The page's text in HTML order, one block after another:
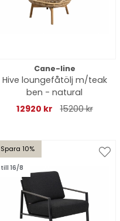
Cane-line
Hive loungefåtölj m/teak
ben - natural
12920 kr
15200 kr
Spara 10%
till 16/8